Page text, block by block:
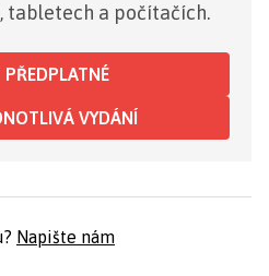
tabletech a počítačích.
VYDÁNÍ
Napište nám